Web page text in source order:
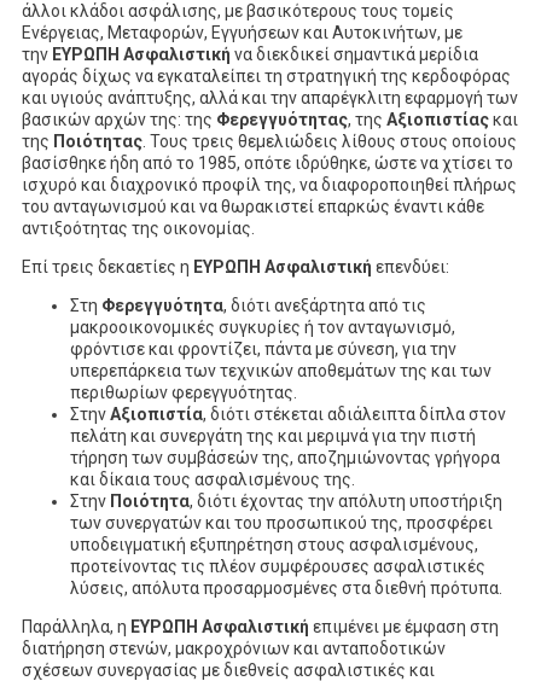
άλλοι κλάδοι ασφάλισης, με βασικότερους τους τομείς
Ενέργειας, Μεταφορών, Εγγυήσεων και Αυτοκινήτων, με
τηνΕΥΡΩΠΗ Ασφαλιστική να διεκδικεί σημαντικά μερίδια
αγοράς δίχως να εγκαταλείπει τη στρατηγική της κερδοφόρας
και υγιούς ανάπτυξης, αλλά και την απαρέγκλιτη εφαρμογή των
βασικών αρχών της: της Φερεγγυότητας, της Αξιοπιστίαςκαι
της Ποιότητας. Τους τρεις θεμελιώδεις λίθους στους οποίους
βασίσθηκε ήδη από το 1985, οπότε ιδρύθηκε, ώστε να χτίσει το
ισχυρό και διαχρονικό προφίλ της, να διαφοροποιηθεί πλήρως
του ανταγωνισμού και να θωρακιστεί επαρκώς έναντι κάθε
αντιξοότητας της οικονομίας.
Επί τρεις δεκαετίες η ΕΥΡΩΠΗ Ασφαλιστική επενδύει:
Στη Φερεγγυότητα, διότι ανεξάρτητα από τις
μακροοικονομικές συγκυρίες ή τον ανταγωνισμό,
φρόντισε και φροντίζει, πάντα με σύνεση, για την
υπερεπάρκεια των τεχνικών αποθεμάτων της και των
περιθωρίων φερεγγυότητας.
ΣτηνΑξιοπιστία, διότι στέκεται αδιάλειπτα δίπλα στον
πελάτη και συνεργάτη της και μεριμνά για την πιστή
τήρηση των συμβάσεών της, αποζημιώνοντας γρήγορα
και δίκαια τους ασφαλισμένους της.
Στην Ποιότητα, διότι έχοντας την απόλυτη υποστήριξη
των συνεργατών και του προσωπικού της, προσφέρει
υποδειγματική εξυπηρέτηση στους ασφαλισμένους,
προτείνοντας τις πλέον συμφέρουσες ασφαλιστικές
λύσεις, απόλυτα προσαρμοσμένες στα διεθνή πρότυπα.
Παράλληλα, η ΕΥΡΩΠΗ Ασφαλιστική επιμένει με έμφαση στη
διατήρηση στενών, μακροχρόνιων και ανταποδοτικών
σχέσεων συνεργασίας με διεθνείς ασφαλιστικές και